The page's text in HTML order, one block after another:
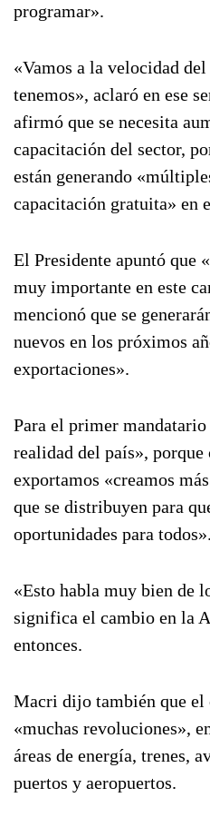
programar».
«Vamos a la velocidad
tenemos», aclaró en ese
afirmó que se necesita
capacitación del sector,
están generando
capacitación gratuita» en
El Presidente apuntó que
muy importante en este
mencionó que se
nuevos en los próximos
exportaciones».
Para el primer
realidad del país», porque
exportamos «creamos
que se distribuyen para
oportunidades para todos».
«Esto habla muy bien de
significa el cambio en la
entonces.
Macri dijo también que el
«muchas revoluciones»,
áreas de energía, trenes,
puertos y aeropuertos.